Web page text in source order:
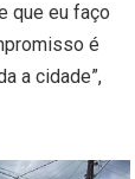
que eu faço
é
a cidade”,